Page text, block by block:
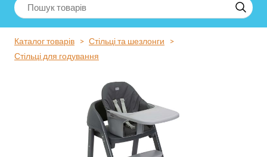
Каталог товарів
Стільці та шезлонги
Стільці для годування